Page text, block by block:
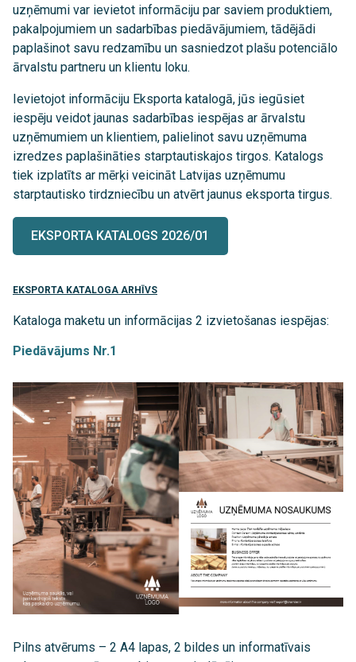
uzņēmumi var ievietot informāciju par saviem produktiem,
pakalpojumiem un sadarbības piedāvājumiem, tādējādi
paplašinot savu redzamību un sasniedzot plašu potenciālo
ārvalstu partneru un klientu loku.
Ievietojot informāciju Eksporta katalogā, jūs iegūsiet
iespēju veidot jaunas sadarbības iespējas ar ārvalstu
uzņēmumiem un klientiem, palielinot savu uzņēmuma
izredzes paplašināties starptautiskajos tirgos. Katalogs
tiek izplatīts ar mērķi veicināt Latvijas uzņēmumu
starptautisko tirdzniecību un atvērt jaunus eksporta tirgus.
EKSPORTA KATALOGS 2026/01
EKSPORTA KATALOGA ARHĪVS
Kataloga maketu un informācijas 2 izvietošanas iespējas:
Piedāvājums Nr.1
Pilns atvērums – 2 A4 lapas, 2 bildes un informatīvais